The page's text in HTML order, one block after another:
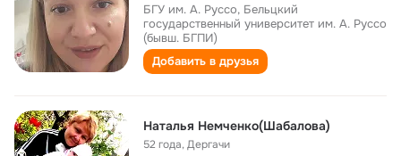
БГУ им. А. Руссо, Бельцкий
государственный университет им. А. Руссо
(бывш. БГПИ)
Добавить в друзья
Наталья Немченко(Шабалова)
52 года,Дергачи